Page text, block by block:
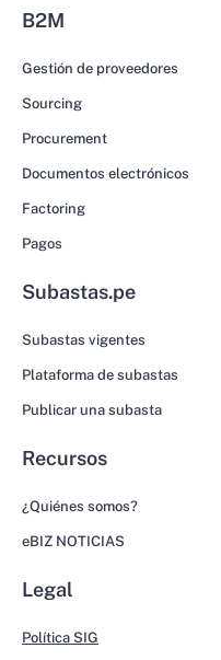
B2M
Gestión de proveedores
Sourcing
Procurement
Documentos electrónicos
Factoring
Pagos
Subastas.pe
Subastas vigentes
Plataforma de subastas
Publicar una subasta
Recursos
¿Quiénes somos?
eBIZ NOTICIAS
Legal
Política SIG